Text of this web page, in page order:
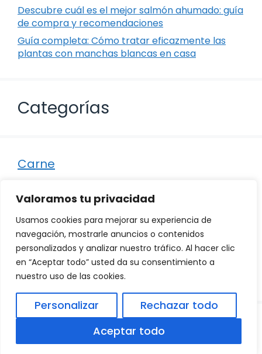
Valoramos tu privacidad
Usamos cookies para mejorar su experiencia de
navegación, mostrarle anuncios o contenidos
personalizados y analizar nuestro tráfico. Al hacer clic
en “Aceptar todo” usted da su consentimiento a
nuestro uso de las cookies.
Personalizar
Rechazar todo
Aceptar todo
Descubre cuál es el mejor salmón ahumado: guía
de compra y recomendaciones
Guía completa: Cómo tratar eficazmente las
plantas con manchas blancas en casa
Categorías
Carne
Otro
Pescado
Recetas
Política de Privacidad Aviso Legal|
Política de Cookies